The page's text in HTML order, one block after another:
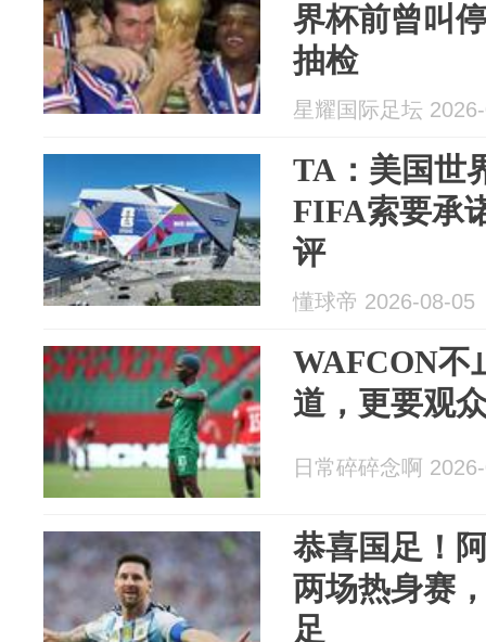
界杯前曾叫
抽检
星耀国际足坛
TA：美国世
FIFA索要承
评
懂球帝 2026-08-05
WAFCON不
道，更要观
日常碎碎念啊
恭喜国足！
两场热身赛
足